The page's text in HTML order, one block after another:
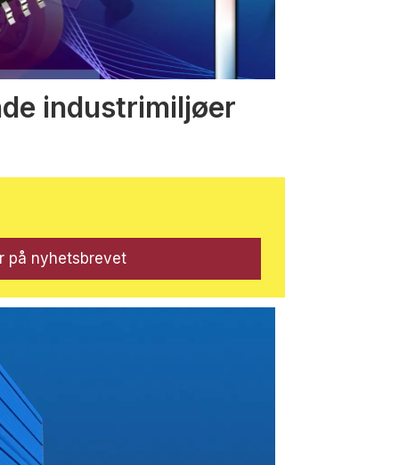
industrimiljøer